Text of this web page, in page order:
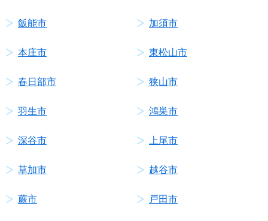
飯能市 加須市
本庄市 東松山市
春日部市 狭山市
羽生市 鴻巣市
深谷市 上尾市
草加市 越谷市
蕨市 戸田市